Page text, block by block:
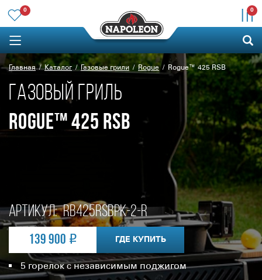
0 0
Главная Каталог Газовые грили Rogue Rogue™ 425 RSB
ГАЗОВЫЙ ГРИЛЬ
ROGUE™ 425 RSB
Артикул: RB425RSBPK-2-R
139 900 ГДЕ КУПИТЬ
5 горелок с независимым поджигом